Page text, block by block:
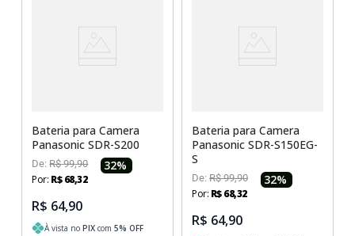
Bateria para Camera
Panasonic SDR-S200
De:R$ 99,90 32%
Por: R$ 68,32
R$ 64,90
À vista noPIX com5% OFF
Bateria para Camera
Panasonic SDR-S150EG-
S
De: R$ 99,90 32%
Por: R$68,32
R$ 64,90